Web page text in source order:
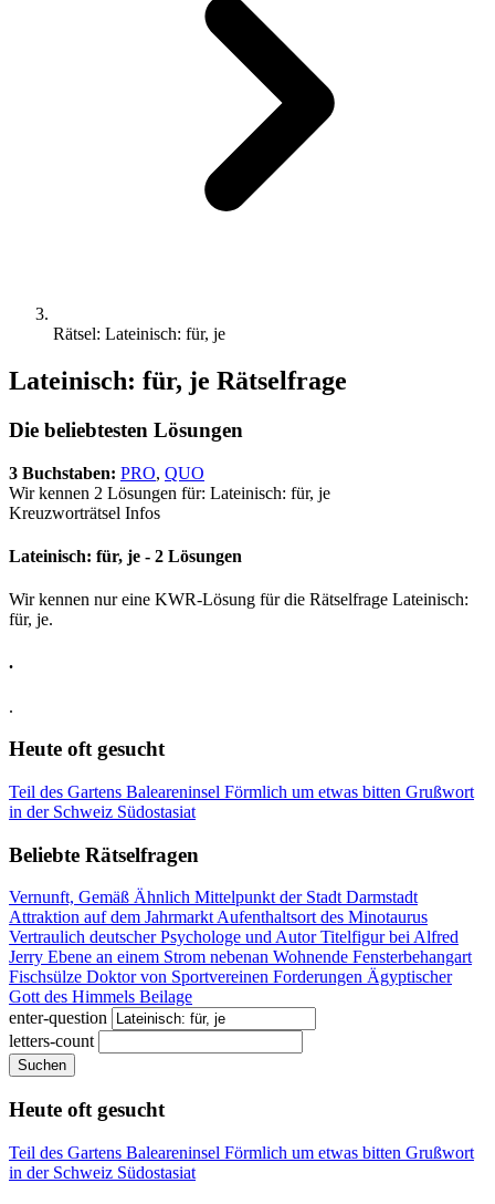
Rätsel: Lateinisch: für, je
Lateinisch: für, je Rätselfrage
Die beliebtesten Lösungen
3 Buchstaben: PRO, QUO
Wir kennen 2 Lösungen für: Lateinisch: für, je
Kreuzworträtsel Infos
Lateinisch: für, je - 2 Lösungen
Wir kennen nur eine KWR-Lösung für die Rätselfrage Lateinisch:
für, je.
.
.
Heute oft gesucht
Teil des Gartens Baleareninsel Förmlich um etwas bitten Grußwort
in der Schweiz Südostasiat
Beliebte Rätselfragen
Vernunft, Gemäß Ähnlich Mittelpunkt der Stadt Darmstadt
Attraktion auf dem JahrmarktAufenthaltsort des Minotaurus
Vertraulich deutscher Psychologe und AutorTitelfigur bei Alfred
Jerry Ebene an einem Strom nebenan Wohnende Fensterbehangart
Fischsülze Doktor von Sportvereinen Forderungen Ägyptischer
Gott des Himmels Beilage
enter-question
letters-count
Suchen
Heute oft gesucht
Teil des Gartens Baleareninsel Förmlich um etwas bitten Grußwort
in der Schweiz Südostasiat